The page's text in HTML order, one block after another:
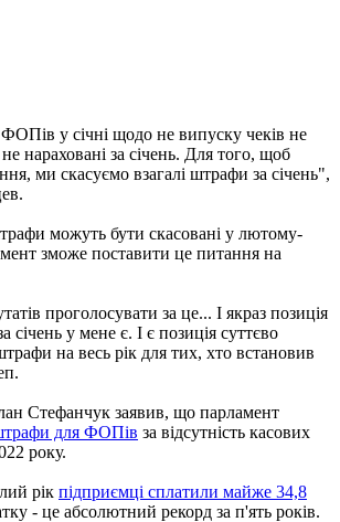
у січні щодо не випуску чеків не
нараховані за січень. Для того, щоб
ми скасуємо взагалі штрафи за січень",
можуть бути скасовані у лютому-
зможе поставити це питання на
проголосувати за це... І якраз позиція
січень у мене є. І є позиція суттєво
на весь рік для тих, хто встановив
Стефанчук заявив, що парламент
для ФОПів за відсутність касових
року.
рік підприємці сплатили майже 34,8
- це абсолютний рекорд за п'ять років.